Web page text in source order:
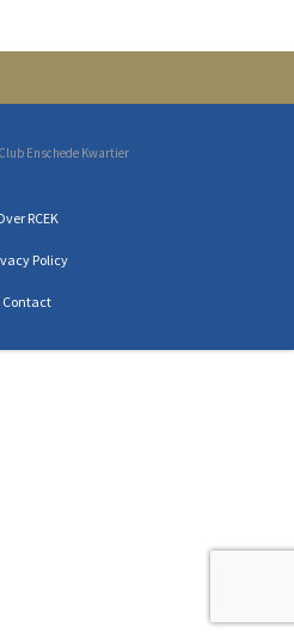
Enschede Kwartier
RCEK
Policy
Contact